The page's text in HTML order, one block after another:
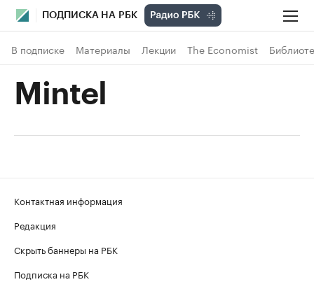
ПОДПИСКА НА РБК
В подписке Материалы Лекции The Economist
Mintel
Контактная информация
Редакция
Скрыть баннеры на РБК
Подписка на РБК